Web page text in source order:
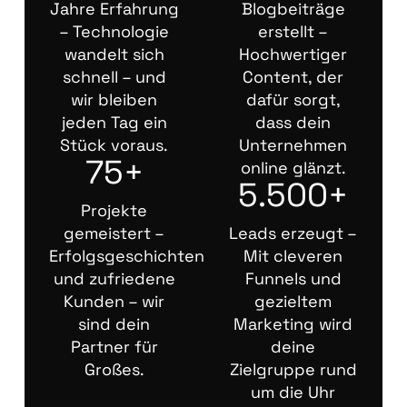
Jahre Erfahrung
– Technologie
wandelt sich
schnell – und
wir bleiben
jeden Tag ein
Stück voraus.
75+
Projekte
gemeistert –
Erfolgsgeschichten
und zufriedene
Kunden – wir
sind dein
Partner für
Großes.
Blogbeiträge
erstellt –
Hochwertiger
Content, der
dafür sorgt,
dass dein
Unternehmen
online glänzt.
5.500+
Leads erzeugt –
Mit cleveren
Funnels und
gezieltem
Marketing wird
deine
Zielgruppe rund
um die Uhr